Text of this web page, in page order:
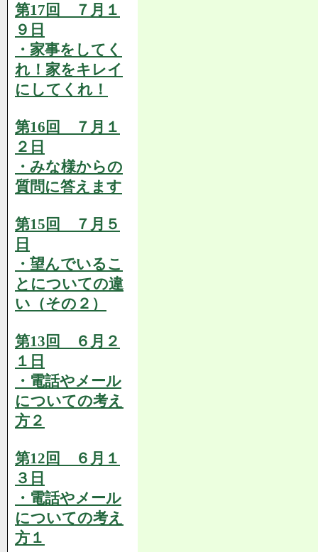
第17回 ７月１
９日
・家事をしてく
れ！家をキレイ
にしてくれ！
第16回 ７月１
２日
・みな様からの
質問に答えます
第15回 ７月５
日
・望んでいるこ
とについての違
い（その２）
第13回 ６月２
１日
・電話やメール
についての考え
方２
第12回 ６月１
３日
・電話やメール
についての考え
方１